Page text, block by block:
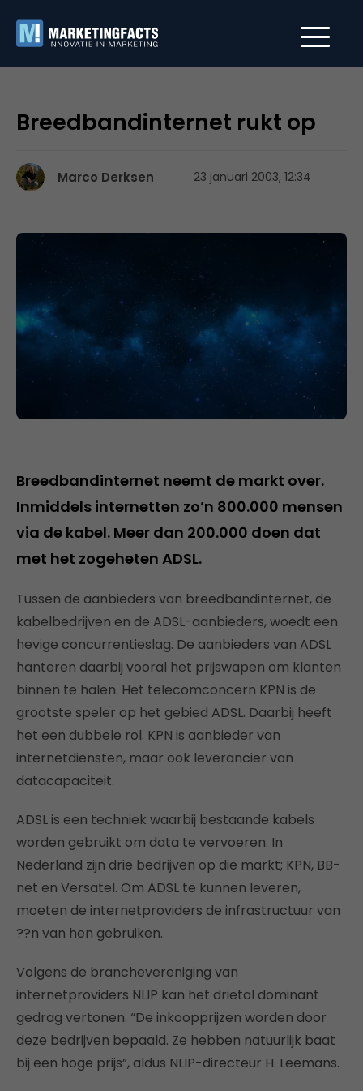
Breedbandinternet rukt op
Marco Derksen 23 januari 2003, 12:34
Breedbandinternet neemt de markt over.
Inmiddels internetten zo’n 800.000 mensen
via de kabel. Meer dan 200.000 doen dat
met het zogeheten ADSL.
Tussen de aanbieders van breedbandinternet, de
kabelbedrijven en de ADSL-aanbieders, woedt een
hevige concurrentieslag. De aanbieders van ADSL
hanteren daarbij vooral het prijswapen om klanten
binnen te halen. Het telecomconcern KPN is de
grootste speler op het gebied ADSL. Daarbij heeft
het een dubbele rol. KPN is aanbieder van
internetdiensten, maar ook leverancier van
datacapaciteit.
ADSL is een techniek waarbij bestaande kabels
worden gebruikt om data te vervoeren. In
Nederland zijn drie bedrijven op die markt; KPN, BB-
net en Versatel. Om ADSL te kunnen leveren,
moeten de internetproviders de infrastructuur van
??n van hen gebruiken.
Volgens de branchevereniging van
internetproviders NLIP kan het drietal dominant
gedrag vertonen. “De inkoopprijzen worden door
deze bedrijven bepaald. Ze hebben natuurlijk baat
bij een hoge prijs”, aldus NLIP-directeur H. Leemans.